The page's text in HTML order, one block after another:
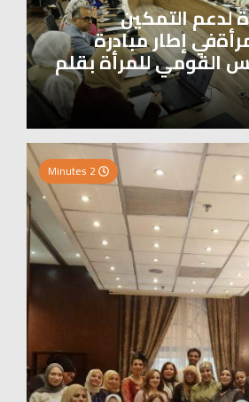
لدعم التمكين
إطار مبادرة
القومي للمرأة بقلم